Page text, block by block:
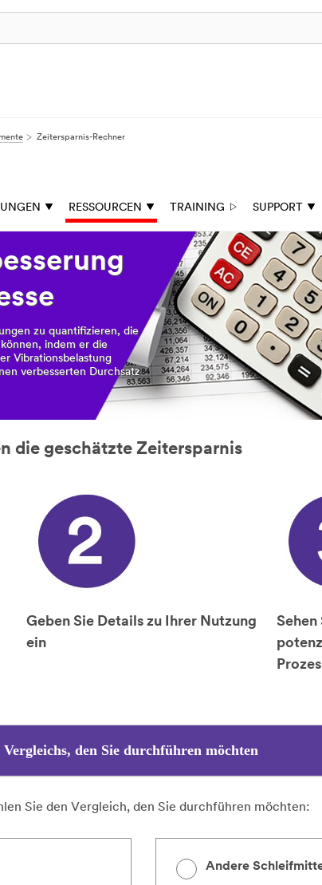
Zeitersparnis-Rechner
RESSOURCEN TRAINING SUPPORT
zu quantifizieren, die
indem er die
Vibrationsbelastung
verbesserten Durchsatz
die geschätzte Zeitersparnis
Geben Sie Details zu Ihrer Nutzung
ein
Sehen
den Sie durchführen möchten
Sie den Vergleich, den Sie durchführen möchten:
Andere